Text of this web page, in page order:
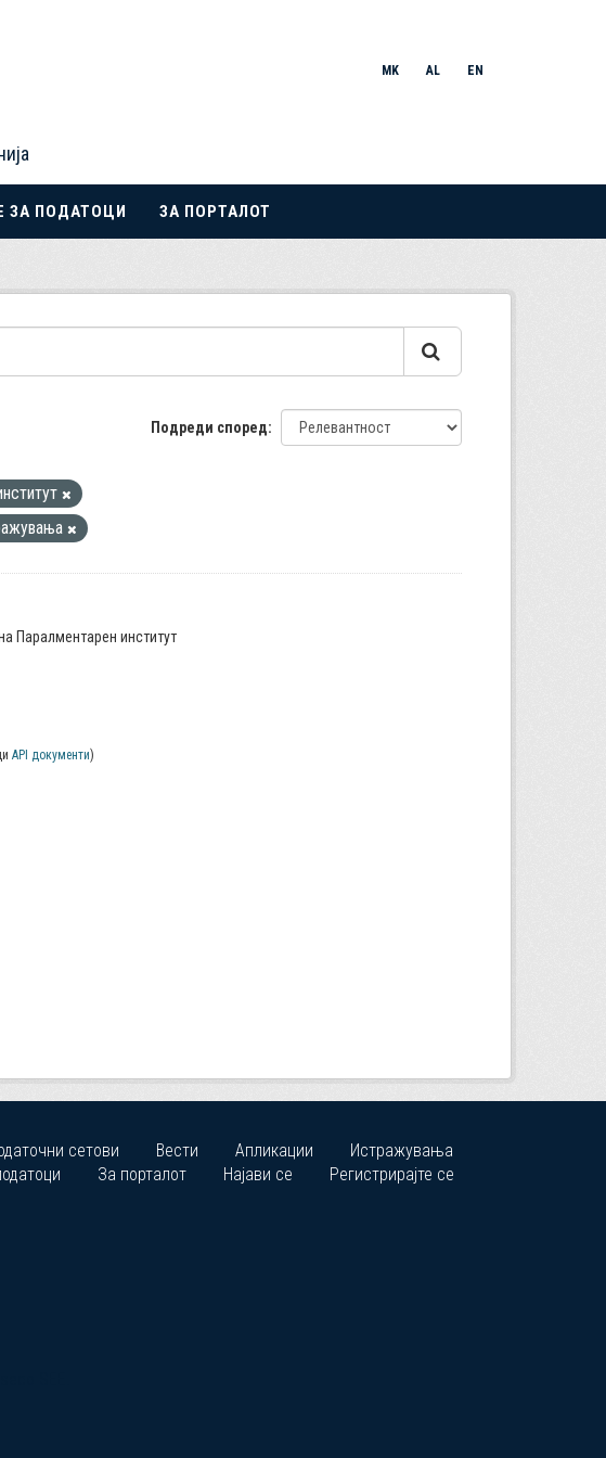
MK AL EN
ЗА ПОДАТОЦИ ЗА ПОРТАЛОТ
Подреди според
Паралментарен институт
API документи)
сетови Вести Апликации
Истражувања
За порталот Најави се Регистрирајте се